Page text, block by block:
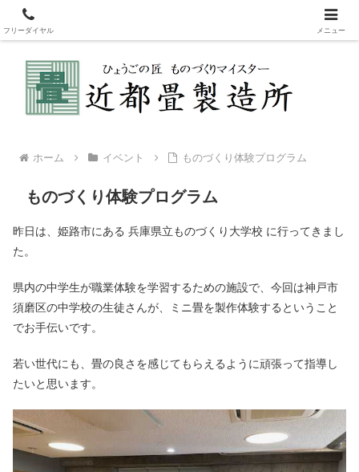
新畳・表替え・裏返しなどの畳製造販売。畳を変えてリフレッシュ！赤ちゃ
んも安心安全な国産畳表
ホーム イベント ものづくり体験プログラム
ものづくり体験プログラム
昨日は、姫路市にある 兵庫県立ものづくり大学校 に行ってきまし
た。
県内の中学生が職業体験を学習するための施設で、今回は神戸市
須磨区の中学校の生徒さんが、ミニ畳を製作体験するということ
でお手伝いです。
若い世代にも、畳の良さを感じてもらえるように頑張って指導し
たいと思います。
フリーダイヤル メニュー